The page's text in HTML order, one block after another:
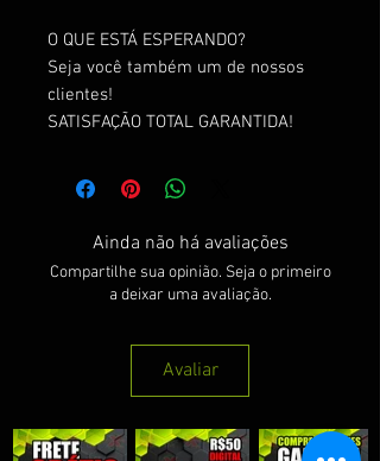
O QUE ESTÁ ESPERANDO?
Seja você também um de nossos
clientes!
SATISFAÇÃO TOTAL GARANTIDA!
Ainda não há avaliações
Compartilhe sua opinião. Seja o primeiro
a deixar uma avaliação.
Avaliar